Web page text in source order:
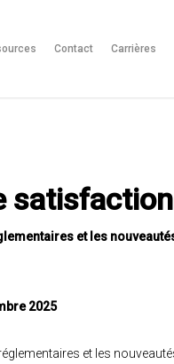
Contact Carrières
satisfaction
et les
2025
et les